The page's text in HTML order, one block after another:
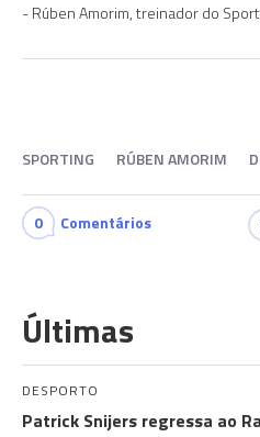
Rúben Amorim, treinador do
SPORTING RÚBEN AMORIM
0 Comentários
Últimas
DESPORTO
Patrick Snijers regressa ao